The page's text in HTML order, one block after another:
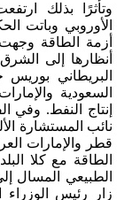
وتأثرًا بذلك
الأوروبي وباتت
أزمة الطاقة وجهت
البريطاني
السعودية
نائب المستشارة
قطر والإمارات
الطاقة مع كلا
زار رئيس